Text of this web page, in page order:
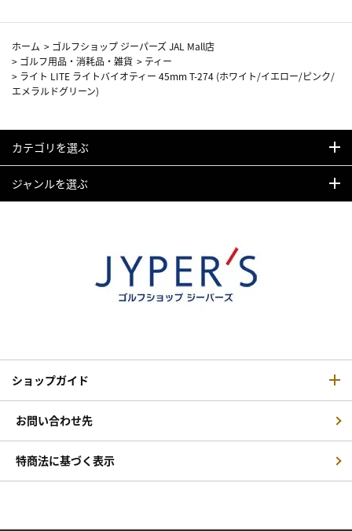
ホーム > ゴルフショップ ジーパーズ JAL Mall店
> ゴルフ用品・消耗品・雑貨 > ティー
> ライト LITE ライトバイオティー 45mm T-274 (ホワイト/イエロー/ピンク/
エメラルドグリーン)
カテゴリを選ぶ
ジャンルを選ぶ
ショップガイド
お問い合わせ先
特商法に基づく表示